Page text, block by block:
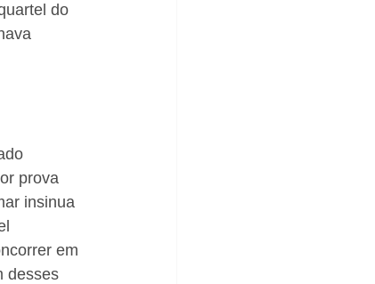
do
prova
insinua
em
desses